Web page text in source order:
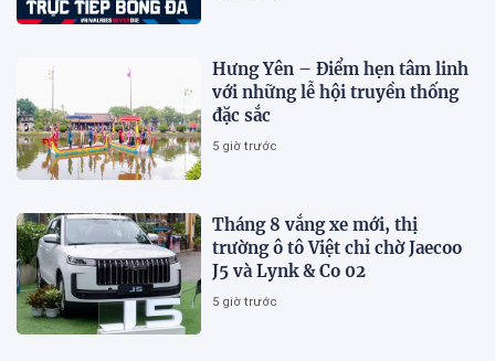
Hưng Yên – Điểm hẹn tâm linh
với những lễ hội truyền thống
đặc sắc
5 giờ trước
Tháng 8 vắng xe mới, thị
trường ô tô Việt chỉ chờ Jaecoo
J5 và Lynk & Co 02
5 giờ trước